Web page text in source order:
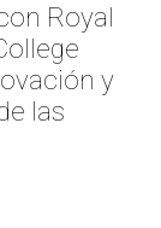
Royal
y
las